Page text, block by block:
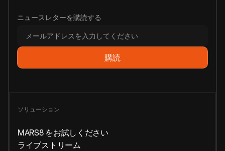
ニュースレターを購読する
ソリューション
MARS8 をお試しください
ライブストリーム